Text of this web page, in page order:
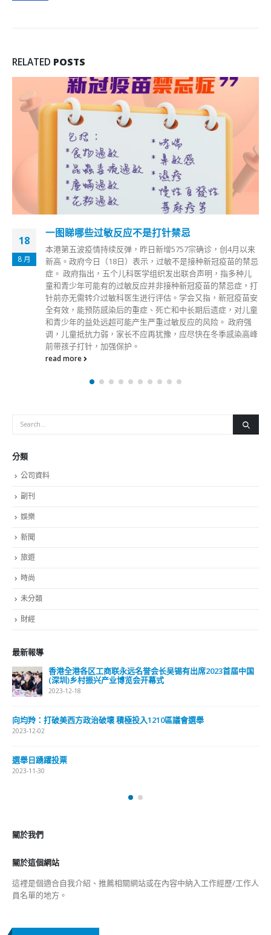
RELATED POSTS
18
8 月
一图睇哪些过敏反应不是打针禁忌
本港第五波疫情持续反弹，昨日新增5757宗确诊，创4月以来
新高。政府今日（18日）表示，过敏不是接种新冠疫苗的禁忌
症。 政府指出，五个儿科医学组织发出联合声明，指多种儿
童和青少年可能有的过敏反应并非接种新冠疫苗的禁忌症，打
针前亦无需转介过敏科医生进行评估。学会又指，新冠疫苗安
全有效，能预防感染后的重症、死亡和中长期后遗症，对儿童
和青少年的益处远超可能产生严重过敏反应的风险。 政府强
调，儿童抵抗力弱，家长不应再犹豫，应尽快在冬季感染高峰
前带孩子打针，加强保护。
read more
分類
公司資料
副刊
娛樂
新聞
旅遊
時尚
未分類
財經
最新報導
香港全港各区工商联永远名誉会长吴锡有出席2023首届中国
(深圳)乡村振兴产业博览会开幕式
2023-12-18
向均羚：打破美西方政治破壞 積極投入1210區議會選舉
2023-12-02
選舉日踴躍投票
2023-11-30
關於我們
關於這個網站
這裡是個適合自我介紹、推薦相關網站或在內容中納入工作經歷/工作人
員名單的地方。